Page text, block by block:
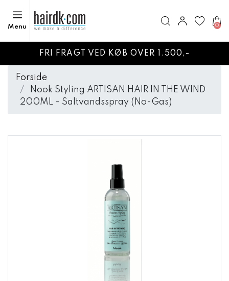
Menu 0
FRI FRAGT VED KØB OVER 1.500,-
Forside
Nook Styling ARTISAN HAIR IN THE WIND
200ML - Saltvandsspray (No-Gas)